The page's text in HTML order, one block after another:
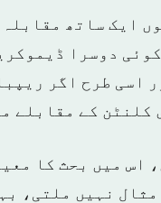
ایک ساتھ
دوسرا
اسی طرح اگر
کلنٹن کے مقابلے
اس میں بحث کا
نہیں ملتی،